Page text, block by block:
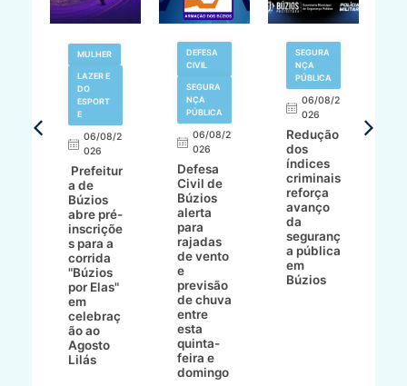
MULHER
LAZER E
DO
ESPORT
E
06/08/2
026
Prefeitur
a de
Búzios
abre pré-
inscriçõe
s para a
corrida
"Búzios
por Elas"
em
celebraç
ão ao
Agosto
Lilás
DEFESA
CIVIL
SEGURA
NÇA
PÚBLICA
06/08/2
026
Defesa
Civil de
Búzios
alerta
para
rajadas
de vento
e
previsão
de chuva
entre
esta
quinta-
feira e
domingo
SEGURA
NÇA
PÚBLICA
06/08/2
026
Redução
dos
índices
criminais
reforça
avanço
da
seguranç
a pública
em
Búzios